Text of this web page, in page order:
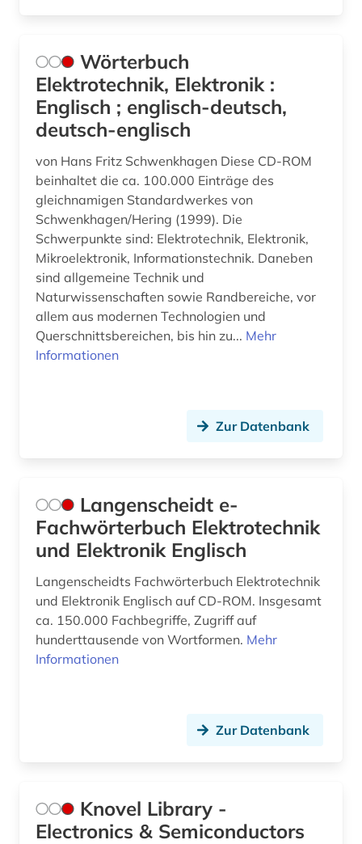
Wörterbuch
Elektrotechnik, Elektronik :
Englisch ; englisch-deutsch,
deutsch-englisch
von Hans Fritz Schwenkhagen Diese CD-ROM
beinhaltet die ca. 100.000 Einträge des
gleichnamigen Standardwerkes von
Schwenkhagen/Hering (1999). Die
Schwerpunkte sind: Elektrotechnik, Elektronik,
Mikroelektronik, Informationstechnik. Daneben
sind allgemeine Technik und
Naturwissenschaften sowie Randbereiche, vor
allem aus modernen Technologien und
Querschnittsbereichen, bis hin zu... Mehr
Informationen
Zur Datenbank
Langenscheidt e-
Fachwörterbuch Elektrotechnik
und Elektronik Englisch
Langenscheidts Fachwörterbuch Elektrotechnik
und Elektronik Englisch auf CD-ROM. Insgesamt
ca. 150.000 Fachbegriffe, Zugriff auf
hunderttausende von Wortformen. Mehr
Informationen
Zur Datenbank
Knovel Library -
Electronics & Semiconductors